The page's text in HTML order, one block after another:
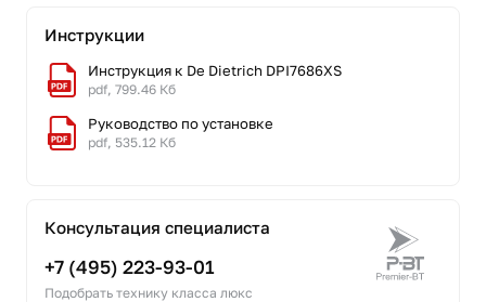
Инструкции
Инструкция к De Dietrich DPI7686XS
pdf, 799.46 Кб
Руководство по установке
pdf, 535.12 Кб
Консультация специалиста
+7 (495) 223-93-01
Подобрать технику класса люкс